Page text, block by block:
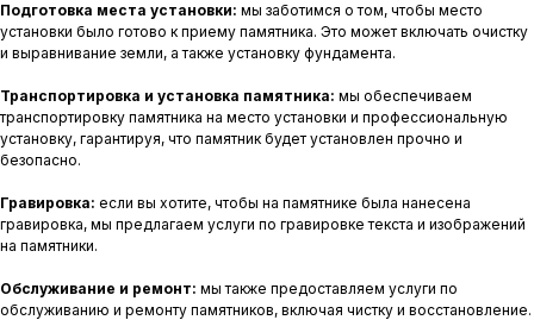
Подготовка места установки: мы заботимся о том, чтобы место
установки было готово к приему памятника. Это может включать очистку
и выравнивание земли, а также установку фундамента.
Транспортировка и установка памятника: мы обеспечиваем
транспортировку памятника на место установки и профессиональную
установку, гарантируя, что памятник будет установлен прочно и
безопасно.
Гравировка: если вы хотите, чтобы на памятнике была нанесена
гравировка, мы предлагаем услуги по гравировке текста и изображений
на памятники.
Обслуживание и ремонт: мы также предоставляем услуги по
обслуживанию и ремонту памятников, включая чистку и восстановление.